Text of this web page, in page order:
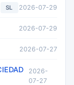
SL 2026-07-29
2026-07-29
2026-07-27
2026-
07-27